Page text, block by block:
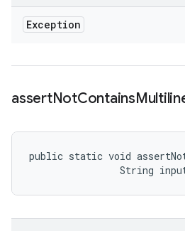
Exception
assertNotContains
public static void
String